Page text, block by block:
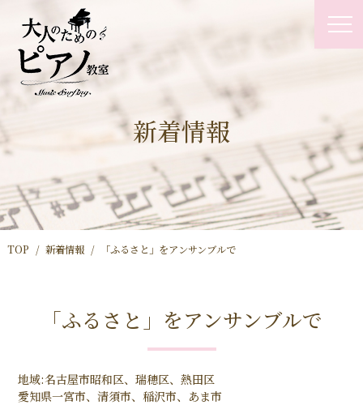
新着情報
TOP 新着情報 「ふるさと」をアンサンブルで
「ふるさと」をアンサンブルで
地域:名古屋市昭和区、瑞穂区、熱田区
愛知県一宮市、清須市、稲沢市、あま市